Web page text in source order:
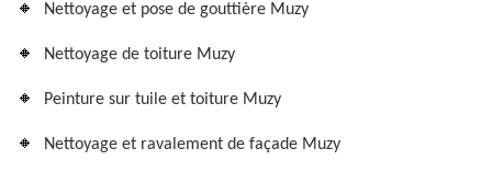
Nettoyage et pose de gouttière Muzy
Nettoyage de toiture Muzy
Peinture sur tuile et toiture Muzy
Nettoyage et ravalement de façade Muzy